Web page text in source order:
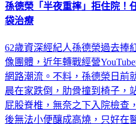
孫德榮「半夜重摔」拒住院！
袋治療
62歲資深經紀人孫德榮過去捧
像團體，近年轉戰經營
網路潮流。不料，孫德榮日前
晨在家跌倒，肋骨撞到椅子，
屁股脊椎，無奈之下入院檢查
後無法小便釀成高燒，只好在